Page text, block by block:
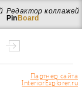
Редактор коллажей
Pin Board
Партнер сайта
InteriorExplorer.ru